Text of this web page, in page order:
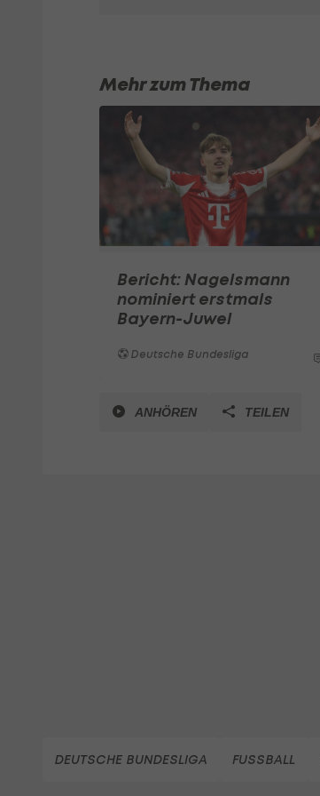
Mehr zum Thema
Bericht: Nagelsmann
nominiert erstmals
Bayern-Juwel
Deutsche Bundesliga
ANHÖREN TEILEN
DEUTSCHE BUNDESLIGA FUSSBALL